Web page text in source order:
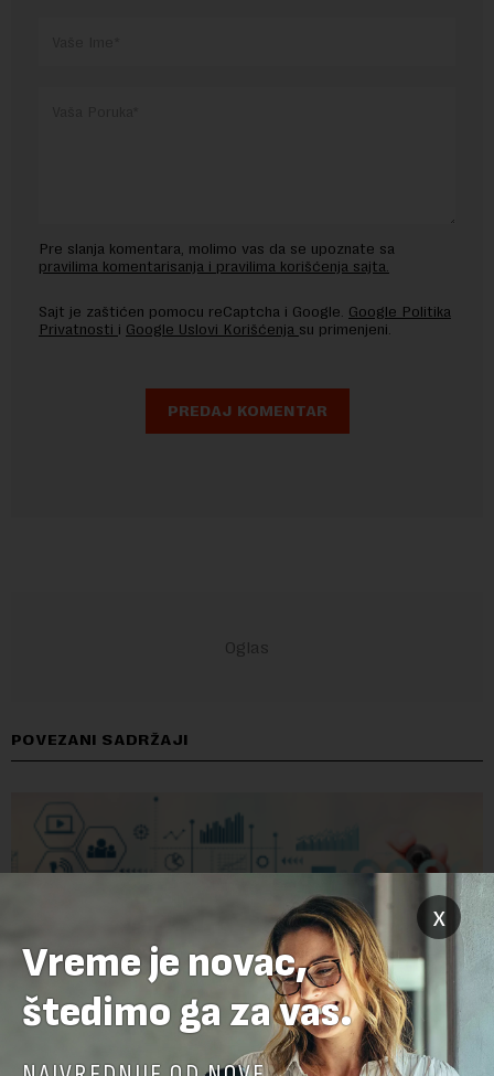
Pre slanja komentara, molimo vas da se upoznate sa
pravilima komentarisanja i pravilima korišćenja sajta.
Sajt je zaštićen pomocu reCaptcha i Google. Google Politika
Privatnosti i Google Uslovi Korišćenja su primenjeni.
POVEZANI SADRŽAJI
x
Vreme je novac,
štedimo ga za vas.